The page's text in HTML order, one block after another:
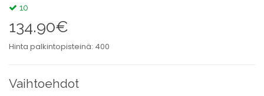
10
134.90€
Hinta palkintopisteinä: 400
Vaihtoehdot